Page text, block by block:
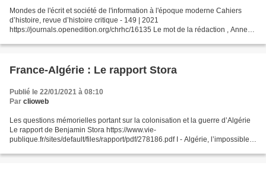
Mondes de l'écrit et société de l'information à l'époque moderne Cahiers
d’histoire, revue d’histoire critique - 149 | 2021
https://journals.openedition.org/chrhc/16135 Le mot de la rédaction , Anne
France-Algérie : Le rapport Stora
Publié le 22/01/2021 à 08:10
Par clioweb
Les questions mémorielles portant sur la colonisation et la guerre d’Algérie
Le rapport de Benjamin Stora https://www.vie-
publique.fr/sites/default/files/rapport/pdf/278186.pdf I - Algérie, l’impossible